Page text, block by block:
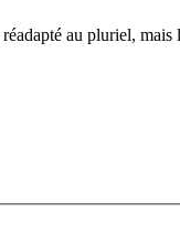
au pluriel,